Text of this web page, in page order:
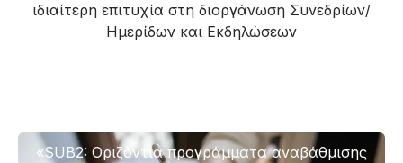
ιδιαίτερη επιτυχία στη διοργάνωση Συνεδρίων/
Ημερίδων και Εκδηλώσεων
«SUB2: Οριζόντια προγράμματα αναβάθμισης